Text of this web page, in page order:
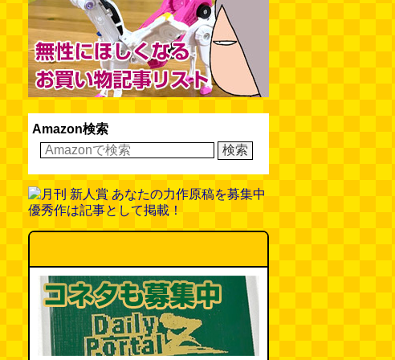
Amazon検索